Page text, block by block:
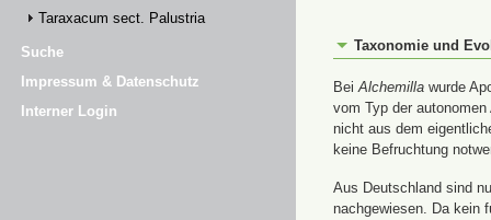
Taraxacum sect. Palustria
Suche
Impressum & Datenschutz
Interner Login
Taxonomie und
BeiAlchemilla wurde
vom Typ der
nicht aus dem
keine Befruchtung
Aus Deutschland sind
nachgewiesen. Da kein